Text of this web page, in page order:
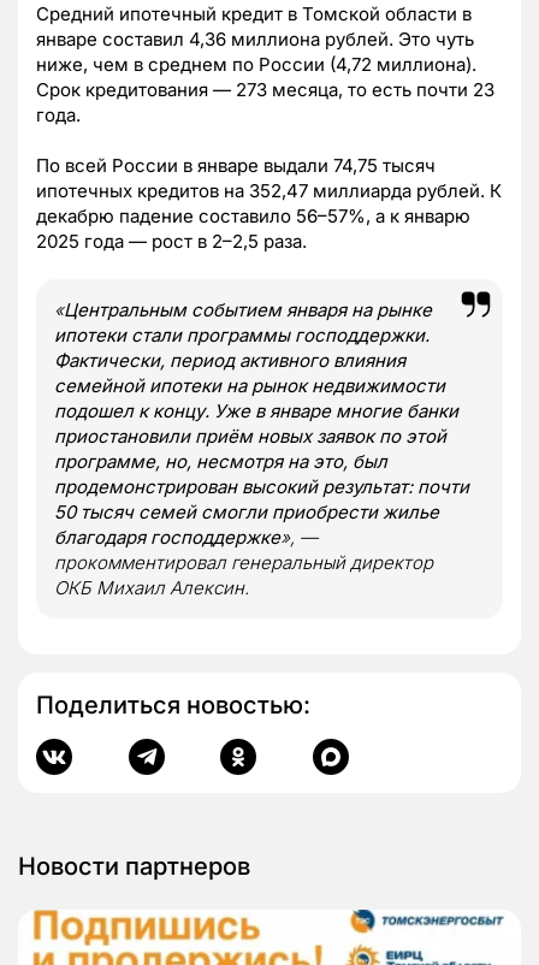
Средний ипотечный кредит в Томской области в
январе составил 4,36 миллиона рублей. Это чуть
ниже, чем в среднем по России (4,72 миллиона).
Срок кредитования — 273 месяца, то есть почти 23
года.
По всей России в январе выдали 74,75 тысяч
ипотечных кредитов на 352,47 миллиарда рублей. К
декабрю падение составило 56–57%, а к январю
2025 года — рост в 2–2,5 раза.
«Центральным событием января на рынке
ипотеки стали программы господдержки.
Фактически, период активного влияния
семейной ипотеки на рынок недвижимости
подошел к концу. Уже в январе многие банки
приостановили приём новых заявок по этой
программе, но, несмотря на это, был
продемонстрирован высокий результат: почти
50 тысяч семей смогли приобрести жилье
благодаря господдержке», —
прокомментировал генеральный директор
ОКБ Михаил Алексин.
Поделиться новостью:
Новости партнеров